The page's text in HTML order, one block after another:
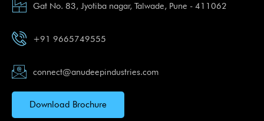
Gat No. 83, Jyotiba nagar, Talwade, Pune - 411062
+91 9665749555
connect@anudeepindustries.com
Download Brochure